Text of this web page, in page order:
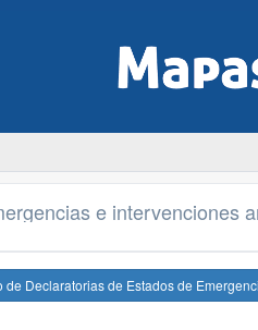
e intervenciones
de Declaratorias de Estados de